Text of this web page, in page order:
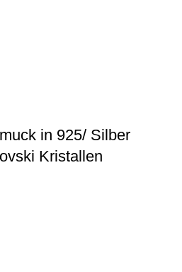
in 925/ Silber
Kristallen